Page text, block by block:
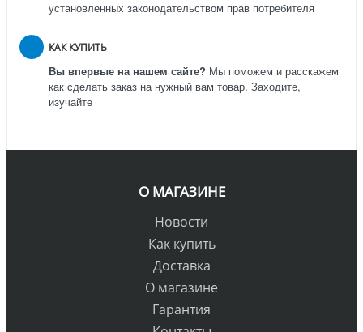
установленных законодательством прав потребителя
КАК КУПИТЬ
Вы впервые на нашем сайте? Мы поможем и расскажем
как сделать заказ на нужный вам товар. Заходите,
изучайте
О МАГАЗИНЕ
Новости
Как купить
Доставка
О магазине
Гарантия